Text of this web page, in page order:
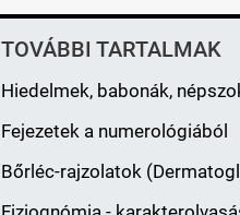
TOVÁBBI TARTALMAK
Hiedelmek, babonák,
Fejezetek a numerológiából
Bőrléc-rajzolatok